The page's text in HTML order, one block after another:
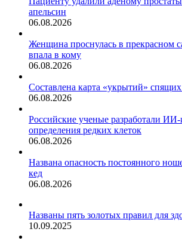
апельсин
06.08.2026
Женщина проснулась в прекрасном
впала в кому
06.08.2026
Составлена карта «укрытий»
06.08.2026
Российские ученые разработали
определения редких клеток
06.08.2026
Названа опасность постоянного
кед
06.08.2026
Названы пять золотых правил для
10.09.2025